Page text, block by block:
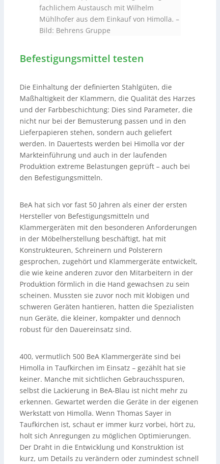
fachlichem Austausch mit Wilhelm
Mühlhofer aus dem Einkauf von Himolla. –
Bild: Behrens Gruppe
Befestigungsmittel testen
Die Einhaltung der definierten Stahlgüten, die
Maßhaltigkeit der Klammern, die Qualität des Harzes
und der Farbbeschichtung: Dies sind Parameter, die
nicht nur bei der Bemusterung passen und in den
Lieferpapieren stehen, sondern auch geliefert
werden. In Dauertests werden bei Himolla vor der
Markteinführung und auch in der laufenden
Produktion extreme Belastungen geprüft – auch bei
den Befestigungsmitteln.
BeA hat sich vor fast 50 Jahren als einer der ersten
Hersteller von Befestigungsmitteln und
Klammergeräten mit den besonderen Anforderungen
in der Möbelherstellung beschäftigt, hat mit
Konstrukteuren, Schreinern und Polsterern
gesprochen, zugehört und Klammergeräte entwickelt,
die wie keine anderen zuvor den Mitarbeitern in der
Produktion förmlich in die Hand gewachsen zu sein
scheinen. Mussten sie zuvor noch mit klobigen und
schweren Geräten hantieren, hatten die Spezialisten
nun Geräte, die kleiner, kompakter und dennoch
robust für den Dauereinsatz sind.
400, vermutlich 500 BeA Klammergeräte sind bei
Himolla in Taufkirchen im Einsatz – gezählt hat sie
keiner. Manche mit sichtlichen Gebrauchsspuren,
selbst die Lackierung in BeA-Blau ist nicht mehr zu
erkennen. Gewartet werden die Geräte in der eigenen
Werkstatt von Himolla. Wenn Thomas Sayer in
Taufkirchen ist, schaut er immer kurz vorbei, hört zu,
holt sich Anregungen zu möglichen Optimierungen.
Der Draht in die Entwicklung und Konstruktion ist
kurz, um Details zu verändern oder zumindest schnell